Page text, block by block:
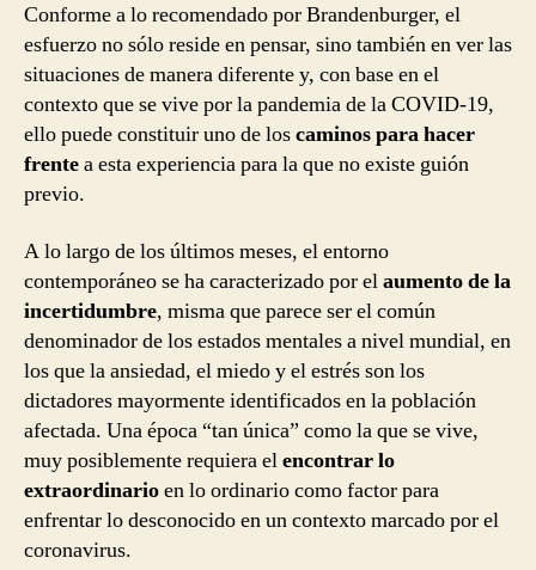
Conforme a lo recomendado por Brandenburger, el
esfuerzo no sólo reside en pensar, sino también en ver las
situaciones de manera diferente y, con base en el
contexto que se vive por la pandemia de la COVID-19,
ello puede constituir uno de loscaminos para hacer
frentea esta experiencia para la que no existe guión
previo.
A lo largo de los últimos meses, el entorno
contemporáneo se ha caracterizado por elaumento de la
incertidumbre, misma que parece ser el común
denominador de los estados mentales a nivel mundial, en
los que la ansiedad, el miedo y el estrés son los
dictadores mayormente identificados en la población
afectada. Una época “tan única” como la que se vive,
muy posiblemente requiera elencontrar lo
extraordinarioen lo ordinario como factor para
enfrentar lo desconocido en un contexto marcado por el
coronavirus.